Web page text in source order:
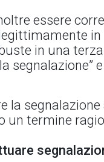
essere
in
in una
la segnalazione
termine